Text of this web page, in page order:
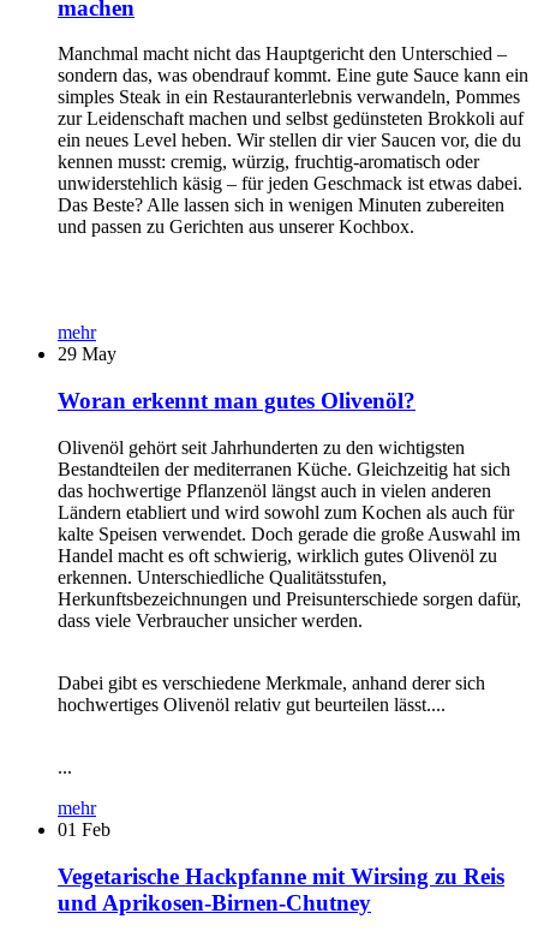
machen
Manchmal macht nicht das Hauptgericht den Unterschied –
sondern das, was obendrauf kommt. Eine gute Sauce kann ein
simples Steak in ein Restauranterlebnis verwandeln, Pommes
zur Leidenschaft machen und selbst gedünsteten Brokkoli auf
ein neues Level heben. Wir stellen dir vier Saucen vor, die du
kennen musst: cremig, würzig, fruchtig-aromatisch oder
unwiderstehlich käsig – für jeden Geschmack ist etwas dabei.
Das Beste? Alle lassen sich in wenigen Minuten zubereiten
und passen zu Gerichten aus unserer Kochbox.
mehr
29 May
Woran erkennt man gutes Olivenöl?
Olivenöl gehört seit Jahrhunderten zu den wichtigsten
Bestandteilen der mediterranen Küche. Gleichzeitig hat sich
das hochwertige Pflanzenöl längst auch in vielen anderen
Ländern etabliert und wird sowohl zum Kochen als auch für
kalte Speisen verwendet. Doch gerade die große Auswahl im
Handel macht es oft schwierig, wirklich gutes Olivenöl zu
erkennen. Unterschiedliche Qualitätsstufen,
Herkunftsbezeichnungen und Preisunterschiede sorgen dafür,
dass viele Verbraucher unsicher werden.
Dabei gibt es verschiedene Merkmale, anhand derer sich
hochwertiges Olivenöl relativ gut beurteilen lässt....
...
mehr
01 Feb
Vegetarische Hackpfanne mit Wirsing zu Reis
und Aprikosen-Birnen-Chutney